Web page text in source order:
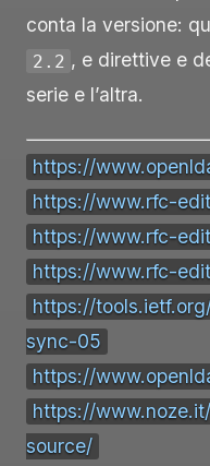
conta la versione:
2.2 , e direttive e
serie e l’altra.
https://
https://www.rfc-
https://www.rfc-
https://www.rfc-
https://
sync-05
https://
https://
source/